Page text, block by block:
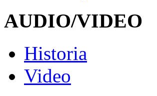
AUDIO/VIDEO
Historia
Video